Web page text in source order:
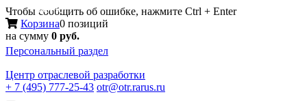
Чтобы сообщить об ошибке, нажмите Ctrl + Enter
Корзина0 позиций
на сумму 0 руб.
Персональный раздел
Центр отраслевой разработки
+ 7 (495) 777-25-43 otr@otr.rarus.ru
Меню